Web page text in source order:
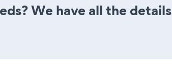
We have all the details